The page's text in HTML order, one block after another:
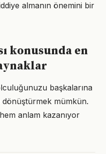
almanın önemini bir
konusunda en
başkalarına
mümkün.
anlam kazanıyor